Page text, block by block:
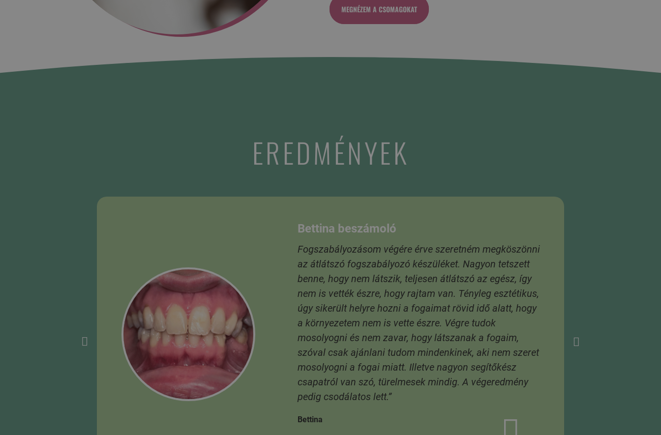
MEGNÉZEM A CSOMAGOKAT
EREDMÉNYEK
minden számomra
Bettina beszámoló
Fogszabályozásom végére érve szeretném megköszönni
az átlátszó fogszabályozó készüléket. Nagyon tetszett
benne, hogy nem látszik, teljesen átlátszó az egész, így
nem is vették észre, hogy rajtam van. Tényleg esztétikus,
úgy sikerült helyre hozni a fogaimat rövid idő alatt, hogy
a környezetem nem is vette észre. Végre tudok
mosolyogni és nem zavar, hogy látszanak a fogaim,
szóval csak ajánlani tudom mindenkinek, aki nem szeret
mosolyogni a fogai miatt. Illetve nagyon segítőkész
csapatról van szó, türelmesek mindig. A végeredmény
pedig csodálatos lett.”
Bettina